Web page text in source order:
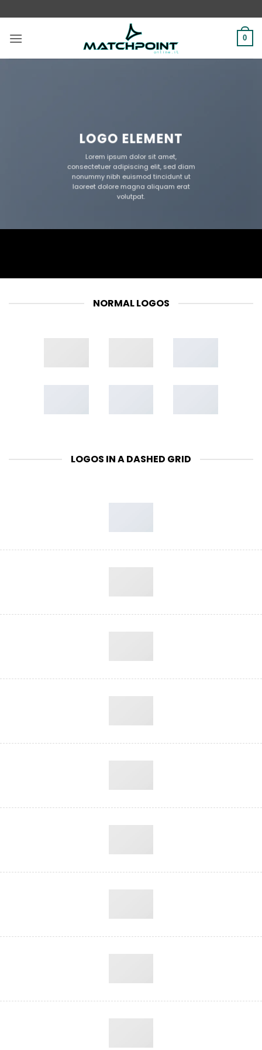
ai
contenuti
0
LOGO ELEMENT
Lorem ipsum dolor sit amet,
consectetuer adipiscing elit, sed diam
nonummy nibh euismod tincidunt ut
laoreet dolore magna aliquam erat
volutpat.
NORMAL LOGOS
LOGOS IN A DASHED GRID